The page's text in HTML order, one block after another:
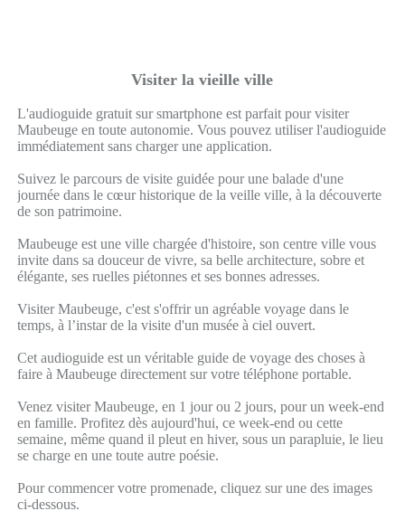
Visiter la vieille ville
L'audioguide gratuit sur smartphone est parfait pour visiter
Maubeuge en toute autonomie. Vous pouvez utiliser l'audioguide
immédiatement sans charger une application.
Suivez le parcours de visite guidée pour une balade d'une
journée dans le cœur historique de la veille ville, à la découverte
de son patrimoine.
Maubeuge est une ville chargée d'histoire, son centre ville vous
invite dans sa douceur de vivre, sa belle architecture, sobre et
élégante, ses ruelles piétonnes et ses bonnes adresses.
Visiter Maubeuge, c'est s'offrir un agréable voyage dans le
temps, à l’instar de la visite d'un musée à ciel ouvert.
Cet audioguide est un véritable guide de voyage des choses à
faire à Maubeuge directement sur votre téléphone portable.
Venez visiter Maubeuge, en 1 jour ou 2 jours, pour un week-end
en famille. Profitez dès aujourd'hui, ce week-end ou cette
semaine, même quand il pleut en hiver, sous un parapluie, le lieu
se charge en une toute autre poésie.
Pour commencer votre promenade, cliquez sur une des images
ci-dessous.